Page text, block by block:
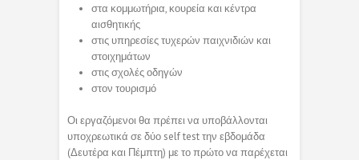
στα κομμωτήρια, κουρεία και κέντρα
αισθητικής
στις υπηρεσίες τυχερών παιχνιδιών και
στοιχημάτων
στις σχολές οδηγών
στον τουρισμό
Οι εργαζόμενοι θα πρέπει να υποβάλλονται
υποχρεωτικά σε δύο self test την εβδομάδα
(Δευτέρα και Πέμπτη) με το πρώτο να παρέχεται